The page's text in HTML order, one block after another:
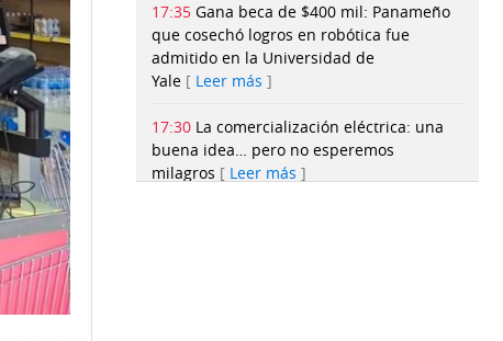
17:35 Gana beca de $400 mil: Panameño
que cosechó logros en robótica fue
admitido en la Universidad de
Yale
Leer más
17:30 La comercialización eléctrica: una
buena idea… pero no esperemos
milagros
Leer más